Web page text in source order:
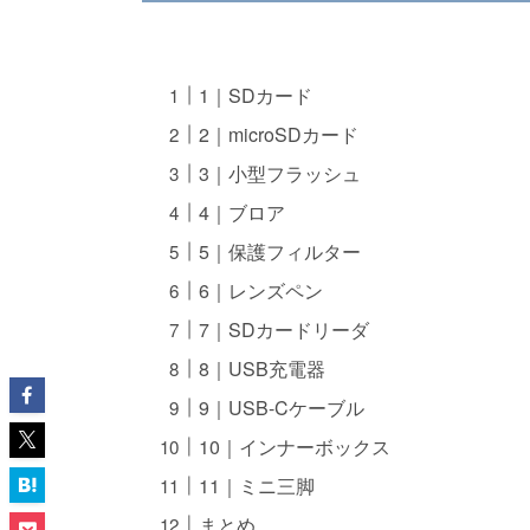
1｜SDカード
2｜microSDカード
3｜小型フラッシュ
4｜ブロア
5｜保護フィルター
6｜レンズペン
7｜SDカードリーダ
8｜USB充電器
9｜USB-Cケーブル
10｜インナーボックス
11｜ミニ三脚
まとめ